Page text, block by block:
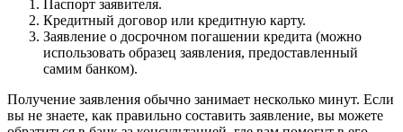
Паспорт заявителя.
Кредитный договор или кредитную карту.
Заявление о досрочном погашении кредита (можно
использовать образец заявления, предоставленный
самим банком).
Получение заявления обычно занимает несколько минут. Если
вы не знаете, как правильно составить заявление, вы можете